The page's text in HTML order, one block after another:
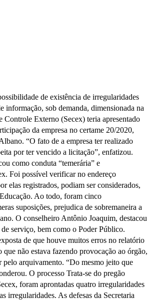
de existência de irregularidades
informação, sob demanda, dimensionada na
Externo (Secex) teria apresentado
da empresa no certame 20/2020,
“O fato de a empresa ter realizado
por ter vencido a licitação”, enfatizou.
como conduta “temerária” e
Foi possível verificar no endereço
elas registrados, podiam ser considerados,
Ao todo, foram cinco
suposições, prejudica de sobremaneira a
O conselheiro Antônio Joaquim, destacou
serviço, bem como o Poder Público.
de que houve muitos erros no relatório
não estava fazendo provocação ao órgão,
pelo arquivamento. “Do mesmo jeito que
O processo Trata-se do pregão
foram aprontadas quatro irregularidades
irregularidades. As defesas da Secretaria